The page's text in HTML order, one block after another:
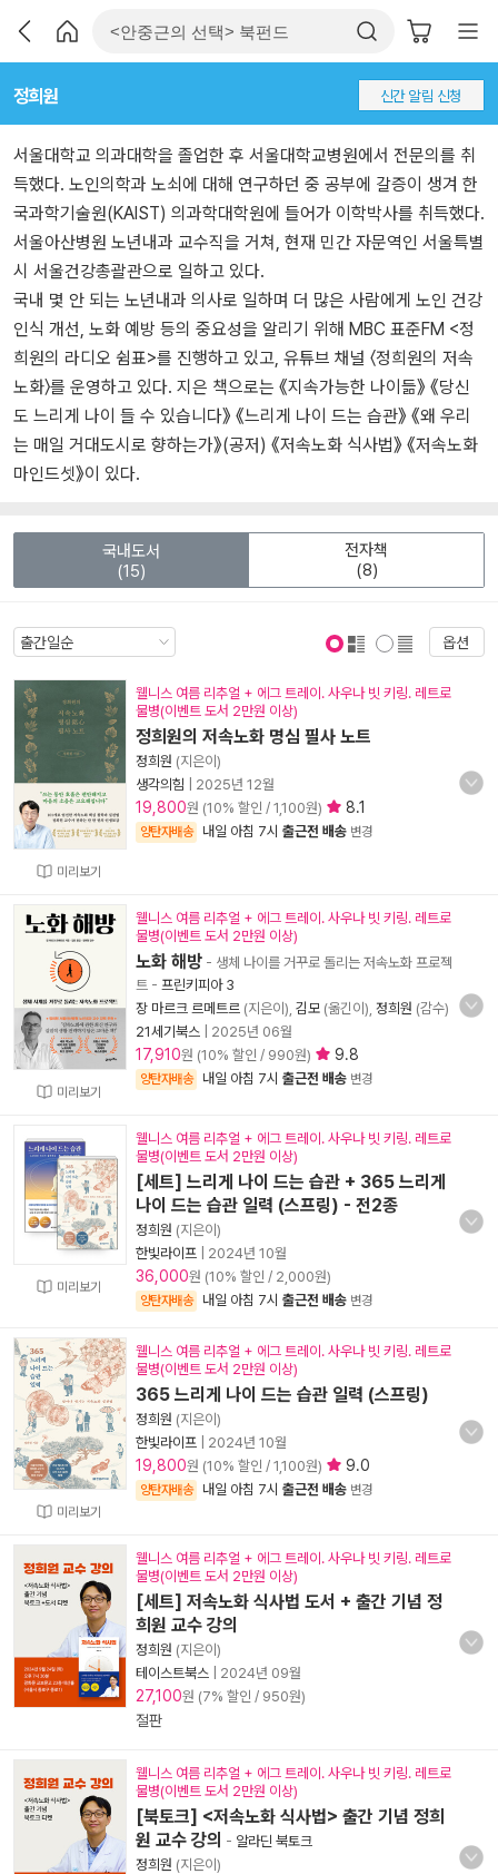
정희원 신간 알림 신청
서울대학교 의과대학을 졸업한 후 서울대학교병원에서 전문의를 취
득했다. 노인의학과 노쇠에 대해 연구하던 중 공부에 갈증이 생겨 한
국과학기술원(KAIST) 의과학대학원에 들어가 이학박사를 취득했다.
서울아산병원 노년내과 교수직을 거쳐, 현재 민간 자문역인 서울특별
시 서울건강총괄관으로 일하고 있다.
국내 몇 안 되는 노년내과 의사로 일하며 더 많은 사람에게 노인 건강
인식 개선, 노화 예방 등의 중요성을 알리기 위해 MBC 표준FM <정
희원의 라디오 쉼표>를 진행하고 있고, 유튜브 채널 〈정희원의 저속
노화〉를 운영하고 있다. 지은 책으로는 《지속가능한 나이듦》 《당신
도 느리게 나이 들 수 있습니다》 《느리게 나이 드는 습관》 《왜 우리
는 매일 거대도시로 향하는가》(공저) 《저속노화 식사법》 《저속노화
마인드셋》이 있다.
국내도서
(15)
전자책
(8)
옵션
미리보기
웰니스 여름 리추얼 + 에그 트레이. 사우나 빗 키링. 레트로
물병(이벤트 도서 2만원 이상)
정희원의 저속노화 명심 필사 노트
정희원 (지은이)
생각의힘
2025년 12월
19,800원 (10% 할인 / 1,100원) 8.1
양탄자배송 내일 아침 7시 출근전 배송 변경
미리보기
웰니스 여름 리추얼 + 에그 트레이. 사우나 빗 키링. 레트로
물병(이벤트 도서 2만원 이상)
노화 해방 - 생체 나이를 거꾸로 돌리는 저속노화 프로젝
트 - 프린키피아 3
장 마르크 르메트르 (지은이), 김모 (옮긴이), 정희원 (감수)
21세기북스
2025년 06월
17,910원 (10% 할인 / 990원) 9.8
양탄자배송 내일 아침 7시 출근전 배송 변경
미리보기
웰니스 여름 리추얼 + 에그 트레이. 사우나 빗 키링. 레트로
물병(이벤트 도서 2만원 이상)
[세트] 느리게 나이 드는 습관 + 365 느리게
나이 드는 습관 일력 (스프링) - 전2종
정희원 (지은이)
한빛라이프
2024년 10월
36,000원 (10% 할인 / 2,000원)
양탄자배송 내일 아침 7시 출근전 배송 변경
미리보기
웰니스 여름 리추얼 + 에그 트레이. 사우나 빗 키링. 레트로
물병(이벤트 도서 2만원 이상)
365 느리게 나이 드는 습관 일력 (스프링)
정희원 (지은이)
한빛라이프
2024년 10월
19,800원 (10% 할인 / 1,100원) 9.0
양탄자배송 내일 아침 7시 출근전 배송 변경
웰니스 여름 리추얼 + 에그 트레이. 사우나 빗 키링. 레트로
물병(이벤트 도서 2만원 이상)
[세트] 저속노화 식사법 도서 + 출간 기념 정
희원 교수 강의
정희원 (지은이)
테이스트북스
2024년 09월
27,100원 (7% 할인 / 950원)
절판
웰니스 여름 리추얼 + 에그 트레이. 사우나 빗 키링. 레트로
물병(이벤트 도서 2만원 이상)
[북토크] <저속노화 식사법> 출간 기념 정희
원 교수 강의 - 알라딘 북토크
정희원 (지은이)